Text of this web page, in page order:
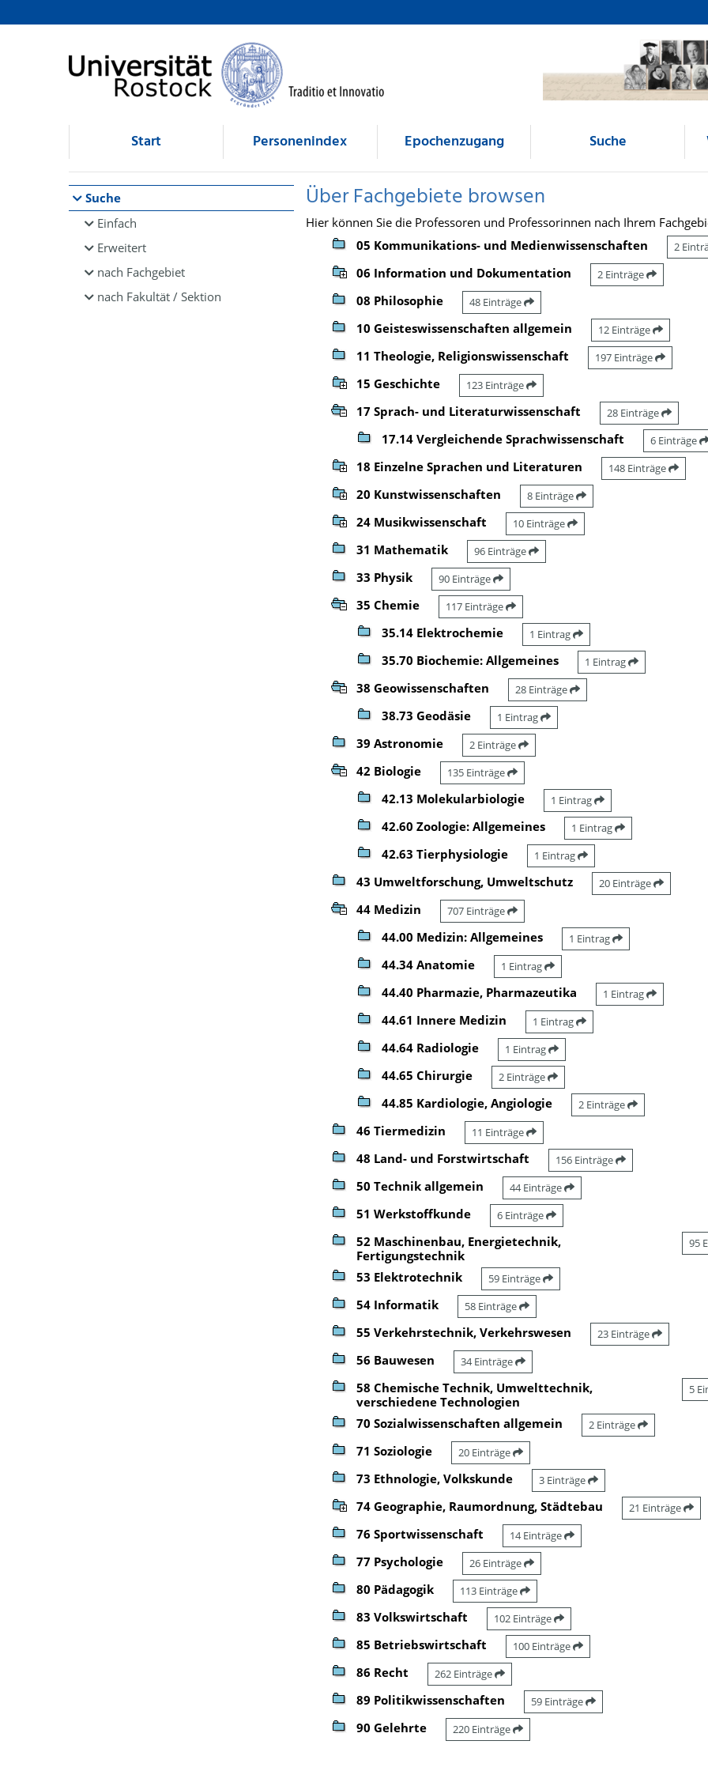
Browsen
direkt zum Inhalt
Start Personenindex Epochenzugang Suche
Suche
Einfach
Erweitert
nach Fachgebiet
nach Fakultät / Sektion
Über Fachgebiete browsen
Hier können Sie die Professoren und Professorinnen nach Ihrem
05 Kommunikations- und Medienwissenschaften
2
06 Information und Dokumentation 2 Einträge
08 Philosophie 48 Einträge
10 Geisteswissenschaften allgemein 12 Einträge
11 Theologie, Religionswissenschaft 197 Einträge
15 Geschichte 123 Einträge
17 Sprach- und Literaturwissenschaft 28 Einträge
17.14 Vergleichende Sprachwissenschaft 6 Einträge
18 Einzelne Sprachen und Literaturen 148 Einträge
20 Kunstwissenschaften 8 Einträge
24 Musikwissenschaft 10 Einträge
31 Mathematik 96 Einträge
33 Physik 90 Einträge
35 Chemie 117 Einträge
35.14 Elektrochemie 1 Eintrag
35.70 Biochemie: Allgemeines 1 Eintrag
38 Geowissenschaften 28 Einträge
38.73 Geodäsie 1 Eintrag
39 Astronomie 2 Einträge
42 Biologie 135 Einträge
42.13 Molekularbiologie 1 Eintrag
42.60 Zoologie: Allgemeines 1 Eintrag
42.63 Tierphysiologie 1 Eintrag
43 Umweltforschung, Umweltschutz 20 Einträge
44 Medizin 707 Einträge
44.00 Medizin: Allgemeines 1 Eintrag
44.34 Anatomie 1 Eintrag
44.40 Pharmazie, Pharmazeutika 1 Eintrag
44.61 Innere Medizin 1 Eintrag
44.64 Radiologie 1 Eintrag
44.65 Chirurgie 2 Einträge
44.85 Kardiologie, Angiologie 2 Einträge
46 Tiermedizin 11 Einträge
48 Land- und Forstwirtschaft 156 Einträge
50 Technik allgemein 44 Einträge
51 Werkstoffkunde 6 Einträge
52 Maschinenbau, Energietechnik,
Fertigungstechnik
95
53 Elektrotechnik 59 Einträge
54 Informatik 58 Einträge
55 Verkehrstechnik, Verkehrswesen 23 Einträge
56 Bauwesen 34 Einträge
58 Chemische Technik, Umwelttechnik,
verschiedene Technologien
5
70 Sozialwissenschaften allgemein 2 Einträge
71 Soziologie 20 Einträge
73 Ethnologie, Volkskunde 3 Einträge
74 Geographie, Raumordnung, Städtebau 21 Einträge
76 Sportwissenschaft 14 Einträge
77 Psychologie 26 Einträge
80 Pädagogik 113 Einträge
83 Volkswirtschaft 102 Einträge
85 Betriebswirtschaft 100 Einträge
86 Recht 262 Einträge
89 Politikwissenschaften 59 Einträge
90 Gelehrte 220 Einträge